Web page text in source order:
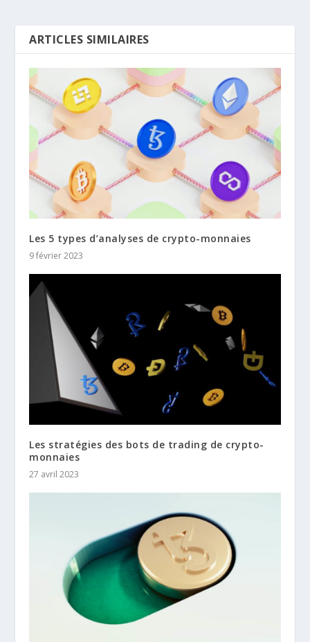
ARTICLES SIMILAIRES
Les 5 types d’analyses de crypto-monnaies
9 février 2023
Les stratégies des bots de trading de crypto-
monnaies
27 avril 2023